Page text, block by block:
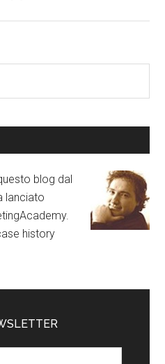
blog dal
lanciato
history